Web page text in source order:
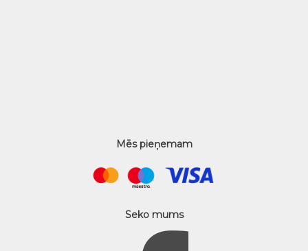
Mēs pieņemam
Seko mums